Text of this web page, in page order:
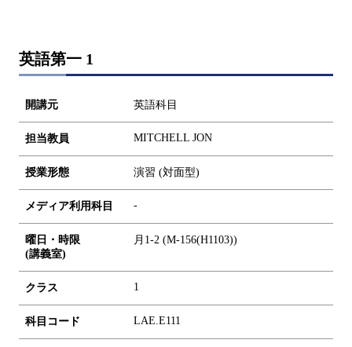
英語第一 1
開講元 英語科目
担当教員 MITCHELL JON
授業形態 演習 (対面型)
メディア利用科目 -
曜日・時限
(講義室)
月1-2 (M-156(H1103))
クラス 1
科目コード LAE.E111